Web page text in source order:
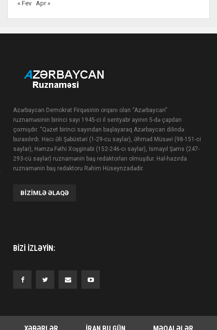
« Fev
Apr »
Azərbaycan Demokrat Firqəsinin orqanı olan “Azərbaycan”
ruznaməsinin birinci sayı 1945-ci il sentyabr ayının 5-də çapdan
çıxmışdır. “Qəzet birinci sayından başlayaraq Azərbaycan dilində
buraxılırdı. Hacı Əli Şəbüstəri (1-29-cu saylar), Əhməd Müsəvi (98-151-ci
saylar), Həmzə Fəthi Xoşginabi (152-246-cı saylar), İsmayıl Şəms (247-
293-cü saylar) ruznamənin baş redaktorları olmuşdur. Hal-hazırda
ruznamənin baş redaktoru Rəhim Hüseynzadədir.
BIZIMLƏ ƏLAQƏ
BIZI IZLƏYIN: